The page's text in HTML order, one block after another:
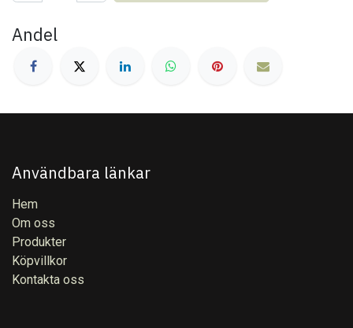
Andel
Användbara länkar
Hem
Om oss
Produkter
Köpvillkor
Kontakta oss